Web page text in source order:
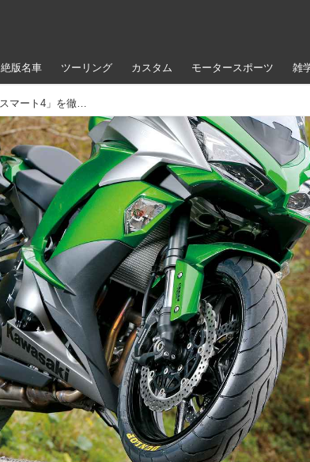
絶版名車 ツーリング カスタム モータースポーツ 雑
ダンロップの最新ツーリングタイヤ「ロードスマート4」を徹底インプレ！DUNLOP SPORTMAX ROADSMART Ⅳ